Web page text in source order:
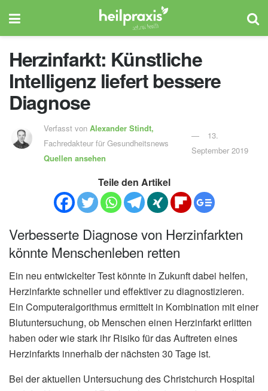
Herzinfarkt: Künstliche
Intelligenz liefert bessere
Diagnose
Verfasst vonAlexander Stindt,
Fachredakteur für Gesundheitsnews
Quellen ansehen
13.
September 2019
Teile den Artikel
Verbesserte Diagnose von Herzinfarkten
könnte Menschenleben retten
Ein neu entwickelter Test könnte in Zukunft dabei helfen,
Herzinfarkte schneller und effektiver zu diagnostizieren.
Ein Computeralgorithmus ermittelt in Kombination mit einer
Blutuntersuchung, ob Menschen einen Herzinfarkt erlitten
haben oder wie stark ihr Risiko für das Auftreten eines
Herzinfarkts innerhalb der nächsten 30 Tage ist.
Bei der aktuellen Untersuchung des Christchurch Hospital